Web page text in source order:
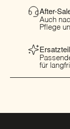
After-
Auch
Pflege
für